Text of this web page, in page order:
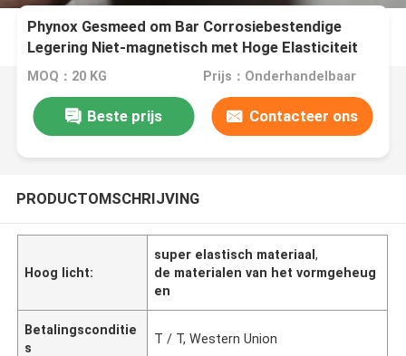
Phynox Gesmeed om Bar Corrosiebestendige
Legering Niet-magnetisch met Hoge Elasticiteit
MOQ：20 KG Prijs：Onderhandelbaar
Beste prijs Contacteer ons
PRODUCTOMSCHRIJVING
Hoog licht:
super elastisch materiaal,
de materialen van het vormgeheug
en
Betalingsconditie
s
T / T, Western Union